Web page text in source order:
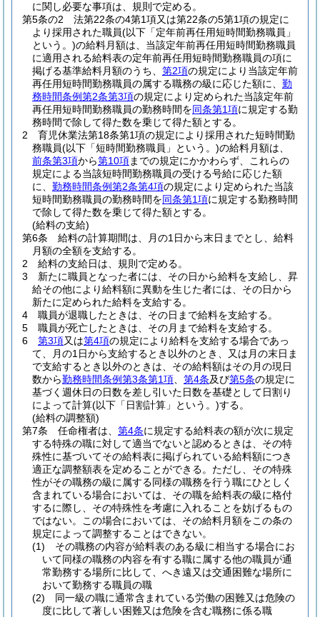
に関し必要な事項は、規則で定める。
第5条の2
法第22条の4第1項又は第22条の5第1項の規定に
より採用された職員(以下「定年前再任用短時間勤務職員」
という。)の給料月額は、当該定年前再任用短時間勤務職員
に適用される給料表の定年前再任用短時間勤務職員の項に
掲げる基準給料月額のうち、 第2項の規定により当該定年前
再任用短時間勤務職員の属する職務の級に応じた額に、 勤
務時間条例第2条第3項の規定により定められた当該定年前
再任用短時間勤務職員の勤務時間を同条第1項に規定する勤
務時間で除して得た数を乗じて得た額とする。
2
育児休業法第18条第1項の規定により採用された短時間勤
務職員(以下「短時間勤務職員」という。)の給料月額は、
前条第3項から第10項までの規定にかかわらず、これらの
規定による当該短時間勤務職員の受ける号給に応じた額
に、 勤務時間条例第2条第4項の規定により定められた当該
短時間勤務職員の勤務時間を同条第1項に規定する勤務時間
で除して得た数を乗じて得た額とする。
(給料の支給)
第6条
給料の計算期間は、月の1日から末日までとし、給料
月額の全額を支給する。
2
給料の支給日は、規則で定める。
3
新たに職員となった者には、その日から給料を支給し、昇
給その他により給料額に異動を生じた者には、その日から
新たに定められた給料を支給する。
4
職員が退職したときは、その日まで給料を支給する。
5
職員が死亡したときは、その月まで給料を支給する。
6
第3項又は第4項の規定により給料を支給する場合であっ
て、月の1日から支給するとき以外のとき、又は月の末日ま
で支給するとき以外のときは、その給料額はその月の現日
数から勤務時間条例第3条第1項 第4条及び第5条の規定に
基づく週休日の日数を差し引いた日数を基礎として日割り
によって計算(以下「日割計算」という。)する。
(給料の調整額)
第7条
任命権者は、 第4条に規定する給料表の額が次に規定
する特殊の職に対して適当でないと認めるときは、その特
殊性に基づいてその給料表に掲げられている給料額につき
適正な調整額表を定めることができる。 ただし、その特殊
性がその職務の級に属する同様の職務を行う職にひとしく
含まれている場合においては、その職を給料表の級に格付
するに際し、その特殊性を考慮に入れることを妨げるもの
ではない。
この場合においては、その給料月額をこの条の
規定によって調整することはできない。
(1)
その職務の内容が給料表のある級に相当する場合にお
いて同様の職務の内容を有する職に属する他の職員が通
常勤務する場所に比して、へき遠又は交通困難な場所に
おいて勤務する職員の職
(2)
同一級の職に通常含まれている労働の困難又は危険の
度に比して著しい困難又は危険を含む職務に係る職